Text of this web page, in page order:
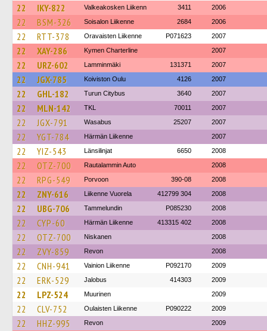
22 IKY-822 Valkeakosken Liikenn 3411 2006
22 BSM-326 Soisalon Liikenne 2684 2006
22 RTT-378 Oravaisten Liikenne P071623 2007
22 XAY-286 Kymen Charterline 2007
22 URZ-602 Lamminmäki 131371 2007
22 JGX-785 Koiviston Oulu 4126 2007
22 GHL-182 Turun Citybus 3640 2007
22 MLN-142 TKL 70011 2007
22 JGX-791 Wasabus 25207 2007
22 YGT-784 Härmän Liikenne 2007
22 YIZ-543 Länsilinjat 6650 2008
22 OTZ-700 Rautalammin Auto 2008
22 RPG-549 Porvoon 390-08 2008
22 ZNY-616 Liikenne Vuorela 412799 304 2008
22 UBG-706 Tammelundin P085230 2008
22 CYP-60 Härmän Liikenne 413315 402 2008
22 OTZ-700 Niskanen 2008
22 ZVY-859 Revon 2008
22 CNH-941 Vainion Liikenne P092170 2009
22 ERK-529 Jalobus 414303 2009
22 LPZ-524 Muurinen 2009
22 CLV-752 Oulaisten Liikenne P090222 2009
22 HHZ-995 Revon 2009